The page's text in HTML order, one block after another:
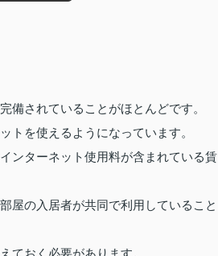
備されていることがほとんどです。
トを使えるようになっています。
ンターネット使用料が含まれている賃
屋の入居者が共同で利用していること
ておく必要があります。